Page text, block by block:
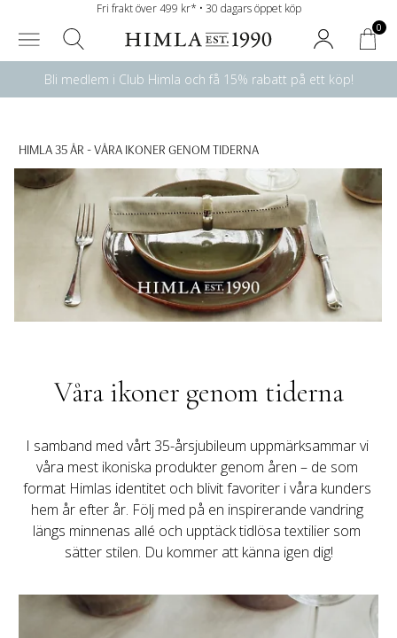
Fri frakt över 499 kr* • 30 dagars öppet köp
0
Bli medlem i Club Himla och få 15% rabatt på ett köp!
HIMLA 35 ÅR - VÅRA IKONER GENOM TIDERNA
Våra ikoner genom tiderna
I samband med vårt 35-årsjubileum uppmärksammar vi
våra mest ikoniska produkter genom åren – de som
format Himlas identitet och blivit favoriter i våra kunders
hem år efter år. Följ med på en inspirerande vandring
längs minnenas allé och upptäck tidlösa textilier som
sätter stilen. Du kommer att känna igen dig!